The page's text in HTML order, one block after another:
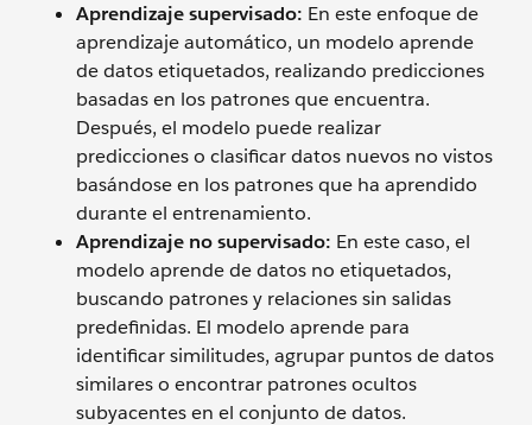
Aprendizaje supervisado: En este enfoque de
aprendizaje automático, un modelo aprende
de datos etiquetados, realizando predicciones
basadas en los patrones que encuentra.
Después, el modelo puede realizar
predicciones o clasificar datos nuevos no vistos
basándose en los patrones que ha aprendido
durante el entrenamiento.
Aprendizaje no supervisado: En este caso, el
modelo aprende de datos no etiquetados,
buscando patrones y relaciones sin salidas
predefinidas. El modelo aprende para
identificar similitudes, agrupar puntos de datos
similares o encontrar patrones ocultos
subyacentes en el conjunto de datos.